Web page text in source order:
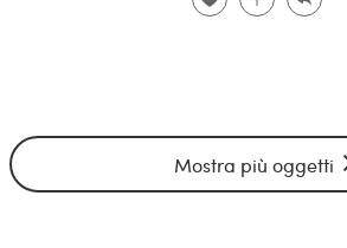
Mostra più oggetti